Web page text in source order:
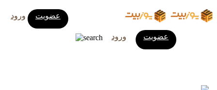
ورود عضویت
ورود عضویت